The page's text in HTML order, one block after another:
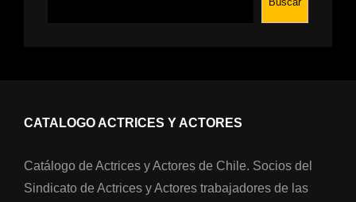
CATALOGO ACTRICES Y ACTORES
Catálogo de Actrices y Actores de Chile. Socios del
Sindicato de Actrices y Actores trabajadores de las